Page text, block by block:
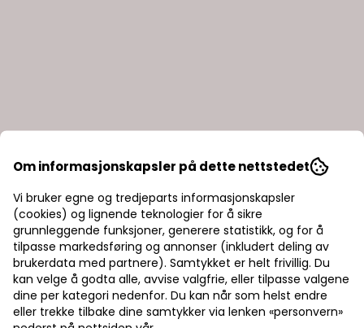
Sanipro
Sanipro Classic Plus
Firkantet Dusjkabinett
15.550,-
Bestillingsvare
Kjøp
Contura Shower
Contura Showerama
10-5 Classic
Pentagonal
Dusjkabinett 90x90
cm
15.995,- 23.736,-
På lager
Kjøp
Om informasjonskapsler på dette nettstedet
Vi bruker egne og tredjeparts informasjonskapsler
(cookies) og lignende teknologier for å sikre
grunnleggende funksjoner, generere statistikk, og for å
tilpasse markedsføring og annonser (inkludert deling av
brukerdata med partnere). Samtykket er helt frivillig. Du
kan velge å godta alle, avvise valgfrie, eller tilpasse valgene
dine per kategori nedenfor. Du kan når som helst endre
eller trekke tilbake dine samtykker via lenken «personvern»